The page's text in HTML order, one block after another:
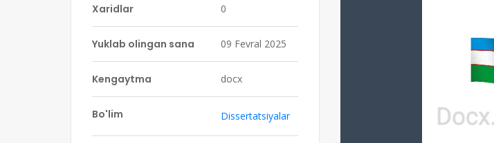
Xaridlar 0
Yuklab olingan sana 09 Fevral 2025
Kengaytma docx
Bo'lim Dissertatsiyalar